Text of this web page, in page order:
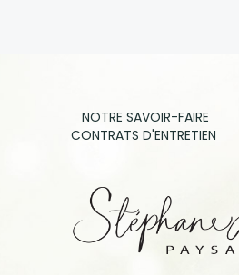
NOTRE SAVOIR-FAIRE
CONTRATS D'ENTRETIEN